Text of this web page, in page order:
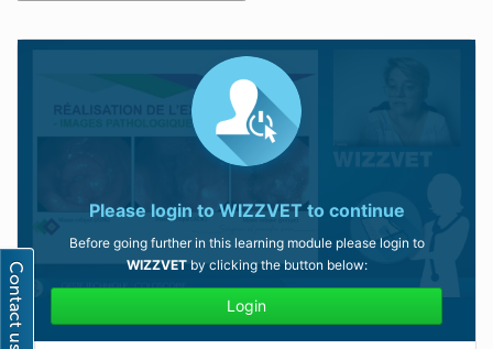
Please login to WIZZVETto continue
Before going further in this learning module please login to
WIZZVETby clicking the button below:
Login